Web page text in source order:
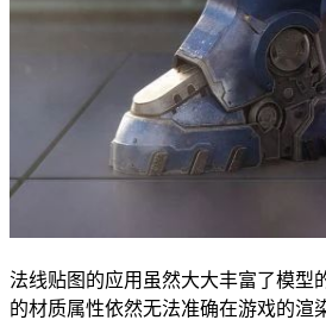
法线贴图的应用虽然大大丰富了模型
的材质属性依然无法准确在游戏的渲